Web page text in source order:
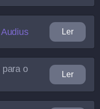
Audius Ler
para o
Ler